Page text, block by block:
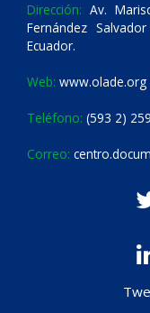
Dirección: Av.
Fernández
Ecuador.
Web: www.olade.org
Teléfono: (593 2)
Correo: